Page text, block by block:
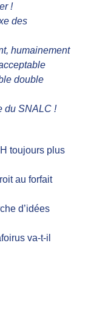
!
des
humainement
double
du SNALC !
toujours plus
au forfait
d’idées
va-t-il